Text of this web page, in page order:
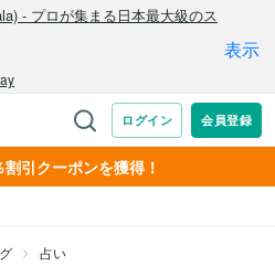
引クーポンを獲得！
占い